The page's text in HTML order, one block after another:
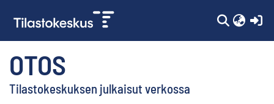
OTOS
Tilastokeskuksen julkaisut verkossa